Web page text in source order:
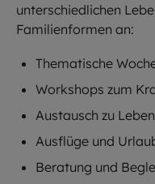
unterschiedlichen
Familienformen an:
Thematische
Workshops zum
Austausch zu
Ausflüge und
Beratung und